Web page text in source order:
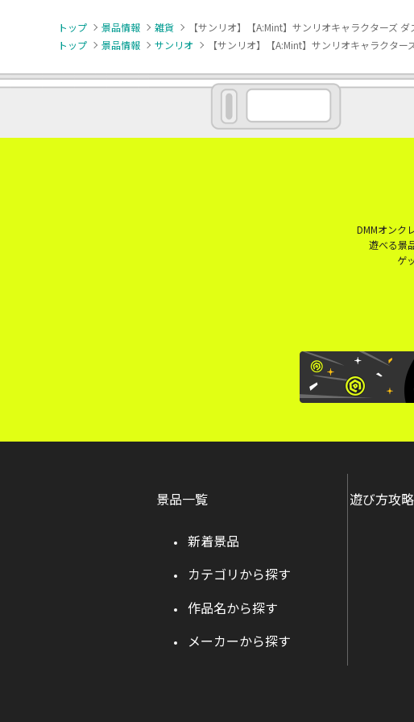
トップ 景品情報 雑貨
【サンリオ】【A:Mint】サンリオキャラクターズ ダ
トップ
景品情報 サンリオ 【サンリオ】【A:Mint】サンリオキャラクター
DMMオンク
遊べる景
ゲ
景品一覧
新着景品
カテゴリから探す
作品名から探す
メーカーから探す
遊び方攻略